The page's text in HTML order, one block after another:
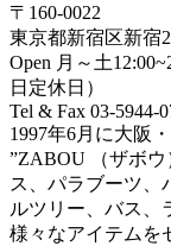
〒160-0022
東京都新宿区新宿
Open 月～土
日定休日）
Tel & Fax 03-5944-
1997年6月に大阪
”ZABOU （ザボ
ス、パラブーツ、
ルツリー、バス、
様々なアイテムを